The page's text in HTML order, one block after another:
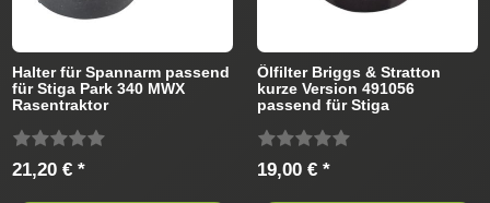
Halter für Spannarm passend
für Stiga Park 340 MWX
Rasentraktor
21,20 € *
Ölfilter Briggs & Stratton
kurze Version 491056
passend für Stiga
19,00 € *